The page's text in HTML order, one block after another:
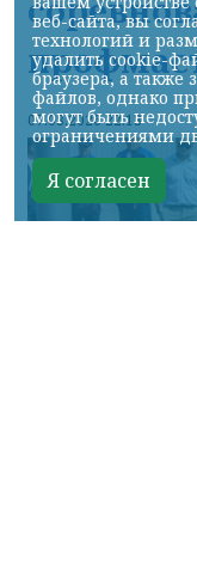
07.08.2026 22:13
веб-сайта, вы
технологий и
удалить cookie-
браузера, а также
файлов, однако
могут быть
ограничениями
Я согласен